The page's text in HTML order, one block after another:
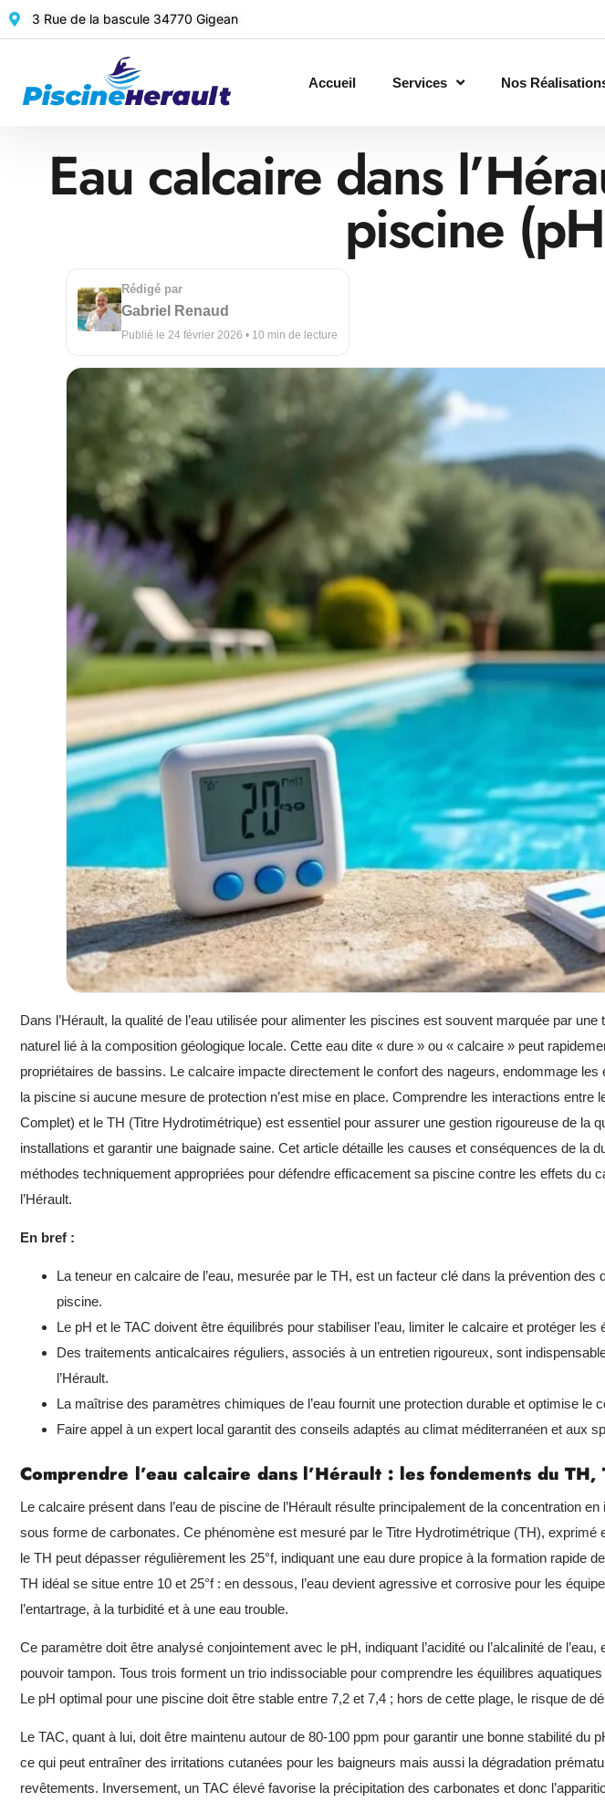
3 Rue de la bascule 34770 Gigean
Accueil Services Nos
Eau calcaire dans
piscine
Rédigé par
Gabriel Renaud
Publié le 24 février 2026 • 10 min de lecture
Dans l’Hérault, la qualité de l’eau utilisée pour alimenter les piscines est souvent marquée par
naturel lié à la composition géologique locale. Cette eau dite « dure » ou « calcaire » peut
propriétaires de bassins. Le calcaire impacte directement le confort des nageurs, endommage les
la piscine si aucune mesure de protection n’est mise en place. Comprendre les interactions entre
Complet) et le TH (Titre Hydrotimétrique) est essentiel pour assurer une gestion rigoureuse de la
installations et garantir une baignade saine. Cet article détaille les causes et conséquences de la
méthodes techniquement appropriées pour défendre efficacement sa piscine contre les effets du
l’Hérault.
En bref :
La teneur en calcaire de l’eau, mesurée par le TH, est un facteur clé dans la prévention
piscine.
Le pH et le TAC doivent être équilibrés pour stabiliser l’eau, limiter le calcaire et protéger les
Des traitements anticalcaires réguliers, associés à un entretien rigoureux, sont
l’Hérault.
La maîtrise des paramètres chimiques de l’eau fournit une protection durable et optimise le
Faire appel à un expert local garantit des conseils adaptés au climat méditerranéen et aux
Comprendre l’eau calcaire dans l’Hérault : les fondements du TH,
Le calcaire présent dans l’eau de piscine de l’Hérault résulte principalement de la concentration
sous forme de carbonates. Ce phénomène est mesuré par le Titre Hydrotimétrique (TH), exprimé
le TH peut dépasser régulièrement les 25°f, indiquant une eau dure propice à la formation rapide
TH idéal se situe entre 10 et 25°f : en dessous, l’eau devient agressive et corrosive pour les
l’entartrage, à la turbidité et à une eau trouble.
Ce paramètre doit être analysé conjointement avec le pH, indiquant l’acidité ou l’alcalinité de
pouvoir tampon. Tous trois forment un trio indissociable pour comprendre les équilibres
Le pH optimal pour une piscine doit être stable entre 7,2 et 7,4 ; hors de cette plage, le risque de
Le TAC, quant à lui, doit être maintenu autour de 80-100 ppm pour garantir une bonne stabilité du
ce qui peut entraîner des irritations cutanées pour les baigneurs mais aussi la dégradation
revêtements. Inversement, un TAC élevé favorise la précipitation des carbonates et donc